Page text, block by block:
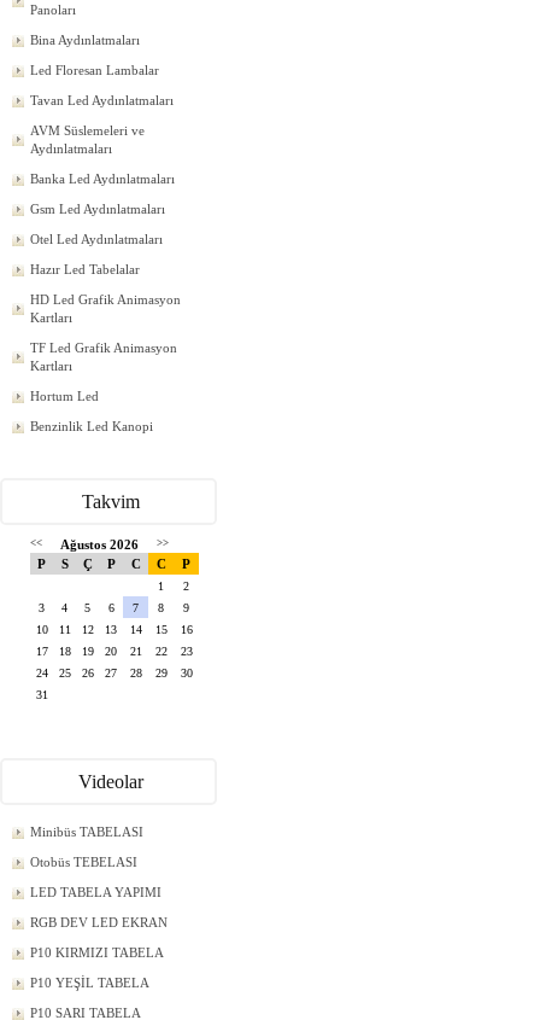
Panoları
Bina Aydınlatmaları
Led Floresan Lambalar
Tavan Led Aydınlatmaları
AVM Süslemeleri ve
Aydınlatmaları
Banka Led Aydınlatmaları
Gsm Led Aydınlatmaları
Otel Led Aydınlatmaları
Hazır Led Tabelalar
HD Led Grafik Animasyon
Kartları
TF Led Grafik Animasyon
Kartları
Hortum Led
Benzinlik Led Kanopi
Takvim
<< Ağustos 2026 >>
P S Ç P C C P
1
2
3
4 5 6 7 8
9
10
11 12 13 14 15
16
17
18 19 20 21 22
23
24
25 26 27 28 29
30
31
Videolar
Minibüs TABELASI
Otobüs TEBELASI
LED TABELA YAPIMI
RGB DEV LED EKRAN
P10 KIRMIZI TABELA
P10 YEŞİL TABELA
P10 SARI TABELA